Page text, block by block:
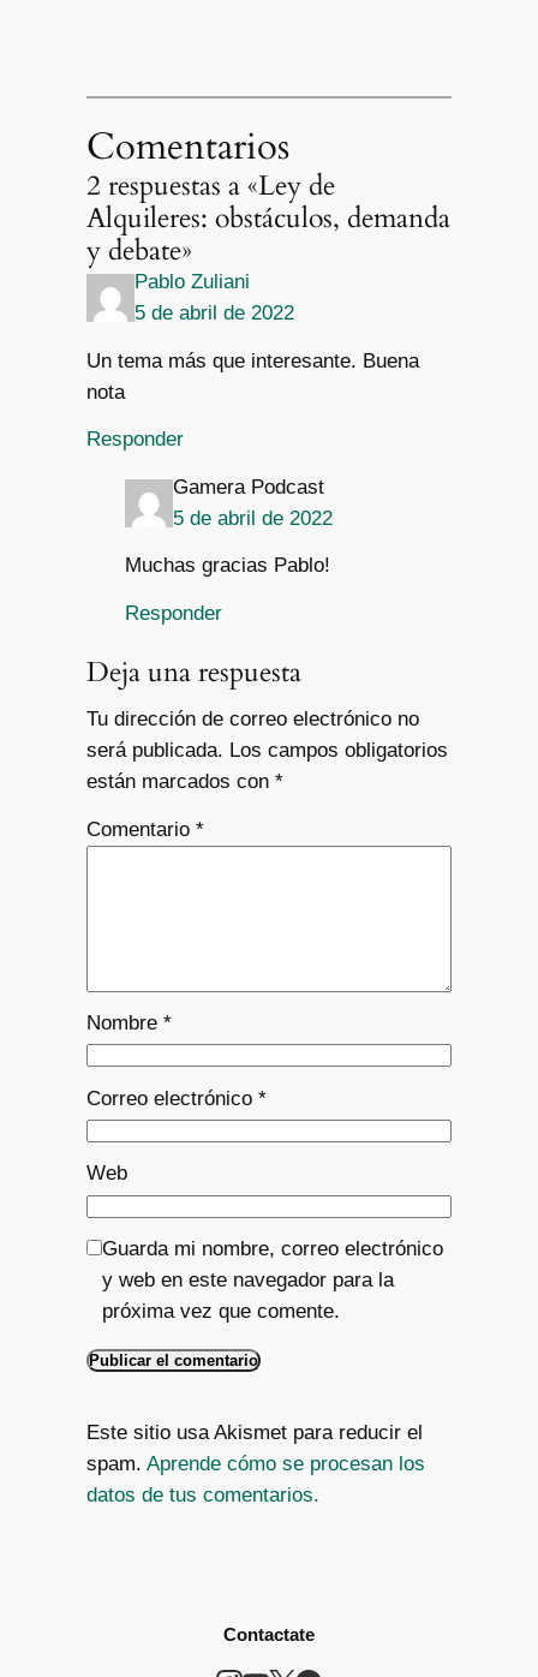
Comentarios
2 respuestas a «Ley de
Alquileres: obstáculos, demanda
y debate»
Pablo Zuliani
5 de abril de 2022
Un tema más que interesante. Buena
nota
Responder
Gamera Podcast
5 de abril de 2022
Muchas gracias Pablo!
Responder
Deja una respuesta
Tu dirección de correo electrónico no
será publicada. Los campos obligatorios
están marcados con *
Comentario *
Nombre *
Correo electrónico *
Web
Guarda mi nombre, correo electrónico
y web en este navegador para la
próxima vez que comente.
Este sitio usa Akismet para reducir el
spam. Aprende cómo se procesan los
datos de tus comentarios.
Contactate